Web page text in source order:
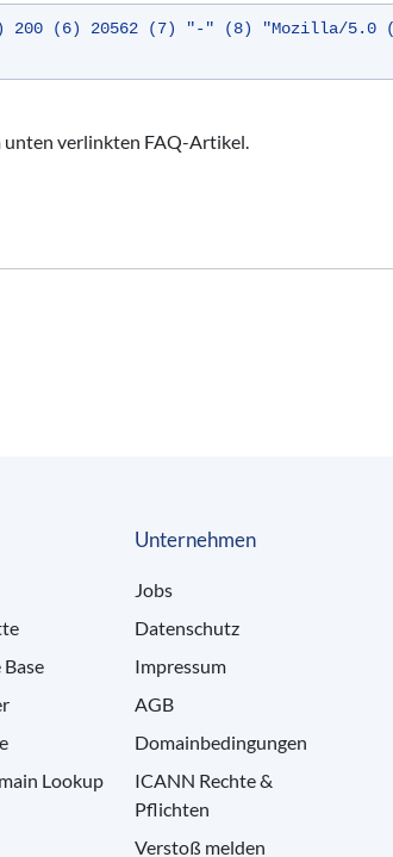
(6) 20562 (7) "-" (8) "Mozilla/5.0
unten verlinkten FAQ-Artikel.
Lookup
Unternehmen
Jobs
Datenschutz
Impressum
AGB
Domainbedingungen
ICANN Rechte &
Pflichten
Verstoß melden